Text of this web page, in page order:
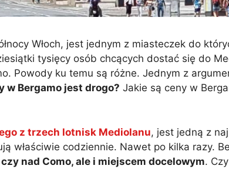
Włoch, jest jednym z miasteczek do
tysięcy osób chcących dostać się do
Powody ku temu są różne. Jednym z
w Bergamo jest drogo? Jakie są ceny w
z trzech lotnisk Mediolanu, jest jedną z
właściwie codziennie. Nawet po kilka razy.
nad Como, ale i miejscem docelowym.